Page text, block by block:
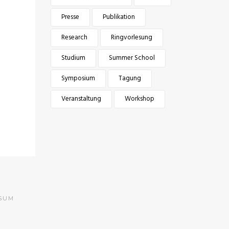
Presse
Publikation
Research
Ringvorlesung
Studium
Summer School
Symposium
Tagung
Veranstaltung
Workshop